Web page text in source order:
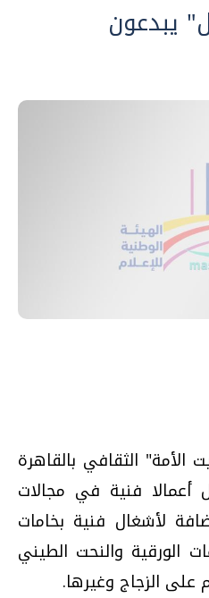
يبدعون
الثقافي بالقاهرة
فنية في مجالات
لأشغال فنية بخامات
الورقية والنحت الطيني
الزجاج وغيرها.